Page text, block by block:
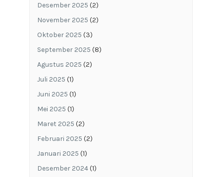
Desember 2025 (2)
November 2025 (2)
Oktober 2025 (3)
September 2025 (8)
Agustus 2025 (2)
Juli 2025 (1)
Juni 2025 (1)
Mei 2025 (1)
Maret 2025 (2)
Februari 2025 (2)
Januari 2025 (1)
Desember 2024(1)